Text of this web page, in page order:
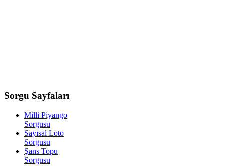
Sorgu Sayfaları
Milli Piyango
Sorgusu
Sayısal Loto
Sorgusu
Şans Topu
Sorgusu